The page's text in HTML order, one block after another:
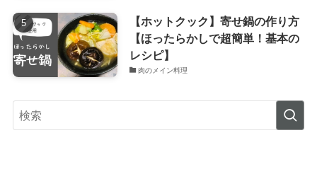
【ホットクック】寄せ鍋の作り方
【ほったらかしで超簡単！基本の
レシピ】
肉のメイン料理